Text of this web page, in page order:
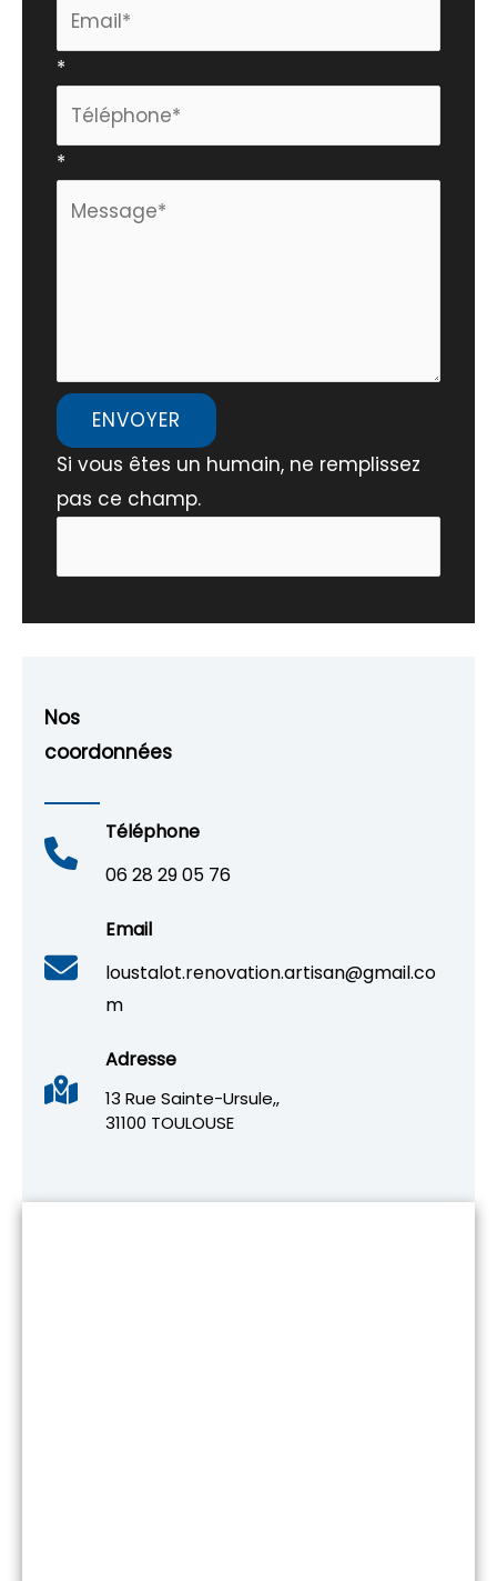
*
*
ENVOYER
Si vous êtes un humain, ne remplissez
pas ce champ.
Nos
coordonnées
Téléphone
06 28 29 05 76
Email
loustalot.renovation.artisan@gmail.co
m
Adresse
13 Rue Sainte-Ursule,,
31100 TOULOUSE